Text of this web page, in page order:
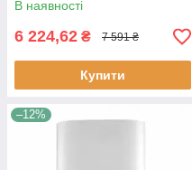
В наявності
6 224,62 ₴ 7 591 ₴
Купити
–12%